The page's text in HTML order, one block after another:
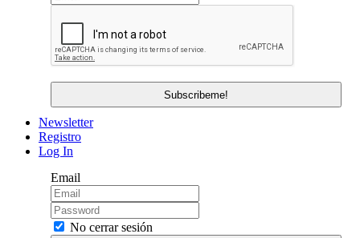
Newsletter
Registro
Log In
Email
No cerrar sesión